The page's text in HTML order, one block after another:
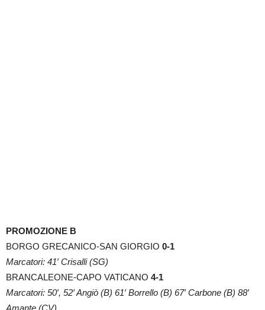
PROMOZIONE B
BORGO GRECANICO-SAN GIORGIO 0-1
Marcatori: 41′ Crisalli (SG)
BRANCALEONE-CAPO VATICANO 4-1
Marcatori: 50′, 52′ Angiò (B) 61′ Borrello (B) 67′ Carbone (B) 88′
Amante (CV)